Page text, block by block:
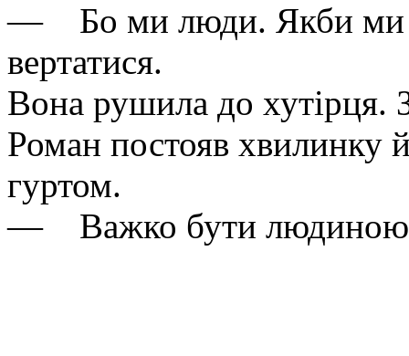
— Бо ми люди. Якби ми
вертатися.
Вона рушила до хутірця.
Роман постояв хвилинку
гуртом.
— Важко бути